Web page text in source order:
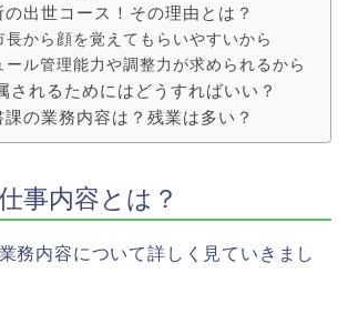
出世コース！その理由とは？
長から顔を覚えてもらいやすいから
ール管理能力や調整力が求められるから
されるためにはどうすればいい？
課の業務内容は？残業は多い？
事内容とは？
務内容について詳しく見ていきまし